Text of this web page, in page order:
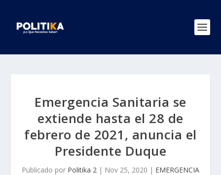
Emergencia Sanitaria se
extiende hasta el 28 de
febrero de 2021, anuncia el
Presidente Duque
Publicado por Politika 2 | Nov 25, 2020 | EMERGENCIA